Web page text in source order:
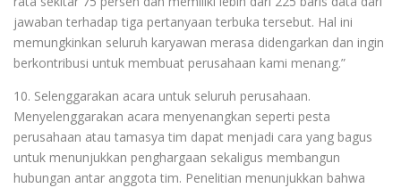
jawaban terhadap tiga pertanyaan terbuka tersebut. Hal ini
memungkinkan seluruh karyawan merasa didengarkan dan ingin
berkontribusi untuk membuat perusahaan kami menang.”
10. Selenggarakan acara untuk seluruh perusahaan.
Menyelenggarakan acara menyenangkan seperti pesta
perusahaan atau tamasya tim dapat menjadi cara yang bagus
untuk menunjukkan penghargaan sekaligus membangun
hubungan antar anggota tim. Penelitian menunjukkan bahwa